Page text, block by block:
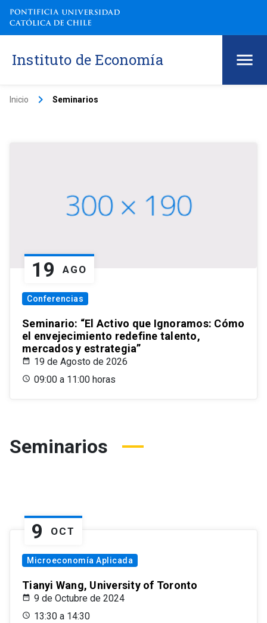
Instituto de Economía
Inicio keyboard_arrow_right Seminarios
19 AGO
Conferencias
Seminario: “El Activo que Ignoramos: Cómo
el envejecimiento redefine talento,
mercados y estrategia”
19 de Agosto de 2026
09:00 a 11:00 horas
Seminarios
9 OCT
Microeconomía Aplicada
Tianyi Wang, University of Toronto
9 de Octubre de 2024
13:30 a 14:30